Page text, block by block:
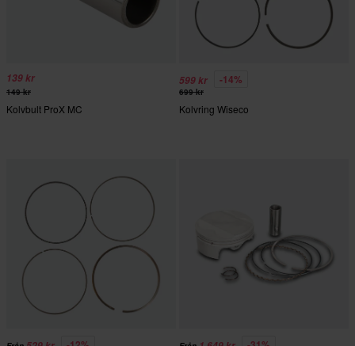
139 kr
149 kr
Kolvbult ProX MC
599 kr -14%
699 kr
Kolvring Wiseco